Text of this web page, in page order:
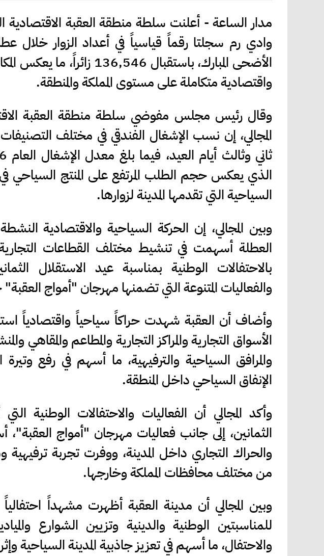
مدار الساعة - أعلنت سلطة منطقة العقبة الاقتصادية
وادي رم سجلتا رقماً قياسياً في أعداد الزوار خلال
الأضحى المبارك، باستقبال
واقتصادية متكاملة على مستوى المملكة والمنطقة.
وقال رئيس مجلس مفوضي سلطة منطقة العقبة
الذي يعكس حجم الطلب المرتفع على المنتج السياحي في
السياحية التي تقدمها المدينة لزوارها.
وبين المجالي، إن الحركة السياحية والاقتصادية
العطلة أسهمت في تنشيط مختلف القطاعات
بالاحتفالات الوطنية بمناسبة عيد الاستقلال
والفعاليات المتنوعة التي تضمنها مهرجان "أمواج
وأضاف أن العقبة شهدت حراكاً سياحياً واقتصادياً
الأسواق التجارية والمراكز التجارية والمطاعم والمقاهي
والمرافق السياحية والترفيهية، ما أسهم في رفع
الإنفاق السياحي داخل المنطقة.
وأكد المجالي أن الفعاليات والاحتفالات الوطنية
الثمانين، إلى جانب فعاليات مهرجان "أمواج
والحراك التجاري داخل المدينة، ووفرت تجربة ترفيهية
من مختلف محافظات المملكة وخارجها.
وبين المجالي أن مدينة العقبة أظهرت مشهداً
للمناسبتين الوطنية والدينية وتزيين الشوارع
والاحتفال، ما أسهم في تعزيز جاذبية المدينة السياحية